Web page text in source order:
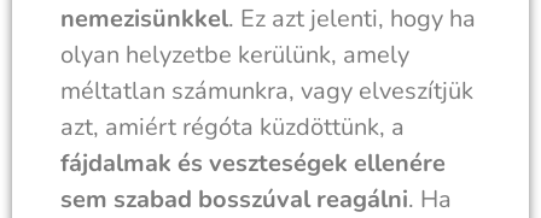
nemezisünkkel. Ez azt jelenti, hogy ha
olyan helyzetbe kerülünk, amely
méltatlan számunkra, vagy elveszítjük
azt, amiért régóta küzdöttünk, a
fájdalmak és veszteségek ellenére
sem szabad bosszúval reagálni. Ha